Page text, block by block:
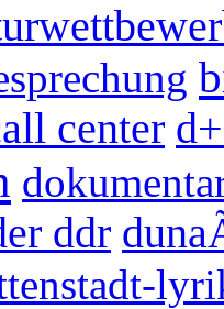
center
ddr